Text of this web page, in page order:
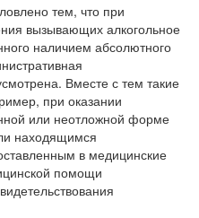
тем, что при
вызывающих алкогольное
наличием абсолютного
Вместе с тем такие
при оказании
или неотложной форме
находящимся
в медицинские
помощи